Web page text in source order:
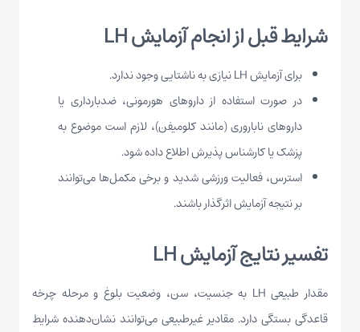
شرایط قبل از انجام آزمایش LH
برای آزمایش LH نیازی به ناشتایی وجود ندارد.
در صورت استفاده از داروهای هورمونی، ضدبارداری یا
داروهای ناباروری (مانند کلومیفن)، لازم است موضوع به
پزشک یا کارشناس پذیرش اطلاع داده شود.
استرس، فعالیت ورزشی شدید و برخی مکمل‌ها می‌توانند
بر نتیجه آزمایش اثرگذار باشند.
تفسیر نتایج آزمایش LH
مقدار طبیعی LH به جنسیت، سن، وضعیت بلوغ و مرحله چرخه
قاعدگی بستگی دارد. مقادیر غیرطبیعی می‌توانند نشان‌دهنده شرایط